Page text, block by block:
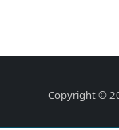
Copyright ©